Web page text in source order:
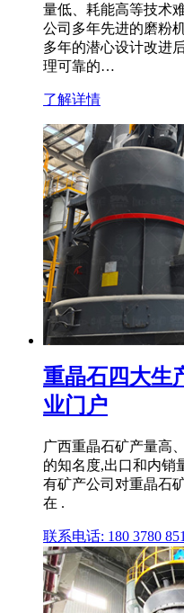
量低、耗能高等技术
公司多年先进的磨粉
多年的潜心设计改进
理可靠的…
了解详情
重晶石四大生
业门户
广西重晶石矿产量高
的知名度,出口和内销
有矿产公司对重晶石
在 .
联系电话: 180 3780